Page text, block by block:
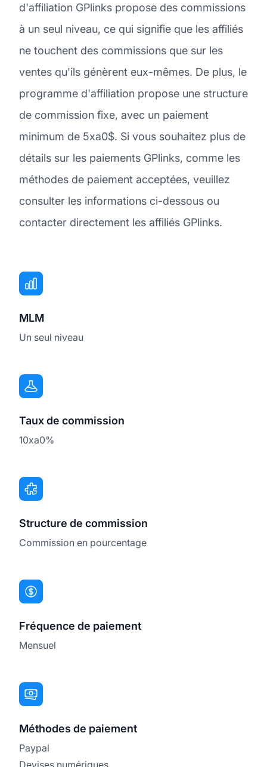
d'affiliation GPlinks propose des commissions
à un seul niveau, ce qui signifie que les affiliés
ne touchent des commissions que sur les
ventes qu'ils génèrent eux-mêmes. De plus, le
programme d'affiliation propose une structure
de commission fixe, avec un paiement
minimum de 5xa0$. Si vous souhaitez plus de
détails sur les paiements GPlinks, comme les
méthodes de paiement acceptées, veuillez
consulter les informations ci-dessous ou
contacter directement les affiliés GPlinks.
MLM
Un seul niveau
Taux de commission
10xa0%
Structure de commission
Commission en pourcentage
Fréquence de paiement
Mensuel
Méthodes de paiement
Paypal
Devises numériques